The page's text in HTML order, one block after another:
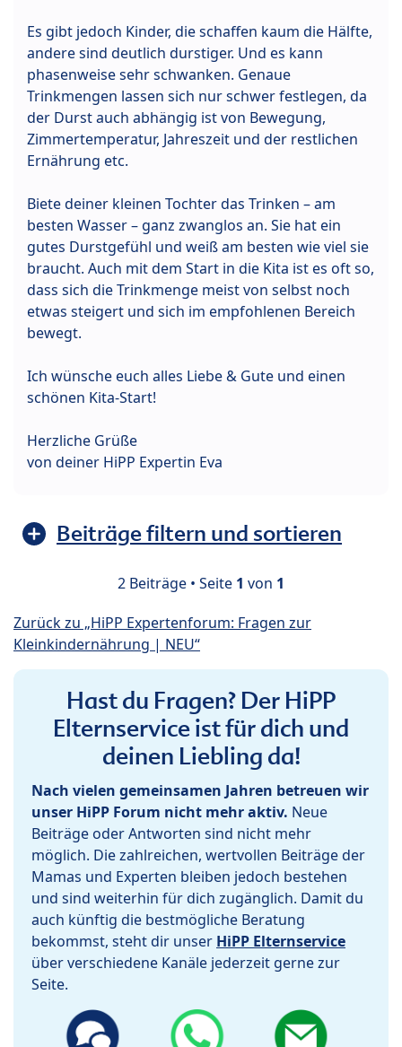
Es gibt jedoch Kinder, die schaffen kaum die Hälfte,
andere sind deutlich durstiger. Und es kann
phasenweise sehr schwanken. Genaue
Trinkmengen lassen sich nur schwer festlegen, da
der Durst auch abhängig ist von Bewegung,
Zimmertemperatur, Jahreszeit und der restlichen
Ernährung etc.
Biete deiner kleinen Tochter das Trinken – am
besten Wasser – ganz zwanglos an. Sie hat ein
gutes Durstgefühl und weiß am besten wie viel sie
braucht. Auch mit dem Start in die Kita ist es oft so,
dass sich die Trinkmenge meist von selbst noch
etwas steigert und sich im empfohlenen Bereich
bewegt.
Ich wünsche euch alles Liebe & Gute und einen
schönen Kita-Start!
Herzliche Grüße
von deiner HiPP Expertin Eva
Beiträge filtern und sortieren
2 Beiträge • Seite 1 von 1
Zurück zu „HiPP Expertenforum: Fragen zur
Kleinkindernährung | NEU“
Hast du Fragen? Der HiPP
Elternservice ist für dich und
deinen Liebling da!
Nach vielen gemeinsamen Jahren betreuen wir
unser HiPP Forum nicht mehr aktiv. Neue
Beiträge oder Antworten sind nicht mehr
möglich. Die zahlreichen, wertvollen Beiträge der
Mamas und Experten bleiben jedoch bestehen
und sind weiterhin für dich zugänglich. Damit du
auch künftig die bestmögliche Beratung
bekommst, steht dir unser HiPP Elternservice
über verschiedene Kanäle jederzeit gerne zur
Seite.